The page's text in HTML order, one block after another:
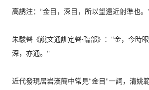
高誘注：“金目，深目，所以望遠近射準也。
朱駿聲《說文通訓定聲·臨部》：“金，今時
深，亦通。”
近代發現居岩漢簡中常見“金目”一詞，清姚